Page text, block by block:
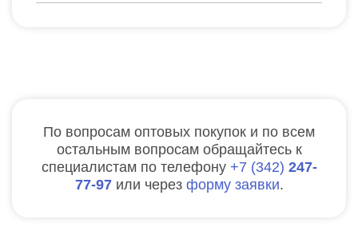
По вопросам оптовых покупок и по всем
остальным вопросам обращайтесь к
специалистам по телефону
7 342 247-
77-97 или через форму заявки.